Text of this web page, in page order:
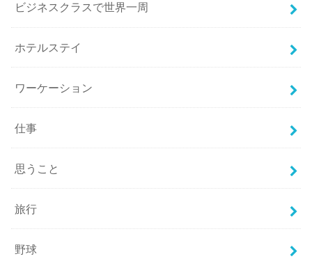
ビジネスクラスで世界一周
ホテルステイ
ワーケーション
仕事
思うこと
旅行
野球